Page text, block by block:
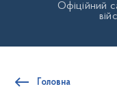
Офіційний
Головна